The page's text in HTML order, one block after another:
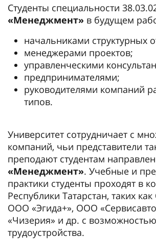
Студенты специальности
«Менеджмент» в будущем
начальниками структурных
менеджерами проектов;
управленческими
предпринимателями;
руководителями компаний
типов.
Университет сотрудничает с
компаний, чьи представители
преподают студентам
«Менеджмент». Учебные и
практики студенты проходят в
Республики Татарстан, таких
ООО «Эгида+», ООО
«Чизерия» и др. с
трудоустройства.